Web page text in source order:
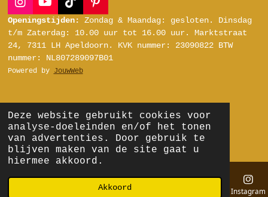
Deze website gebruikt cookies voor
analyse-doeleinden en/of het tonen
van advertenties. Door gebruik te
blijven maken van de site gaat u
hiermee akkoord.
Akkoord
I
n
s
a
g
r
Y
o
u
T
b
e
T
i
o
k
P
i
n
r
Openingstijden: Zondag & Maandag: gesloten.
Dinsdag
t/m Zaterdag: 10.00 uur tot 16.00 uur. Marktstraat
24, 7311 LH Apeldoorn.
KVK nummer: 23090822 BTW
nummer: NL807289097B01
Powered by JouwWeb
Telefoonnummer Instagram